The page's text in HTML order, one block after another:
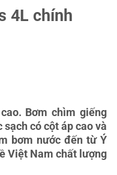
4L chính
Bơm chìm giếng
có cột áp cao và
bơm nước đến từ Ý
Việt Nam chất lượng